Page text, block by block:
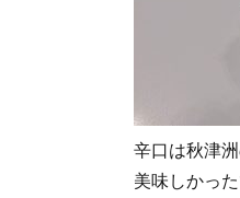
辛口は秋津
美味しかっ